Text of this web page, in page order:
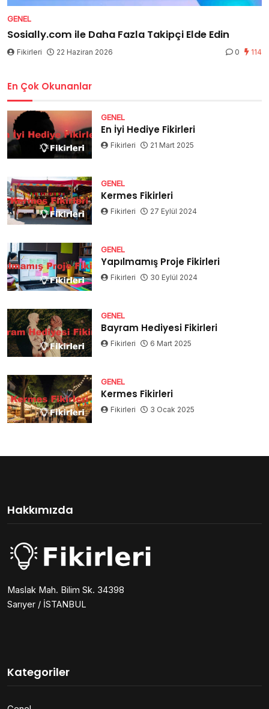
GENEL
Sosially.com ile Daha Fazla Takipçi Elde Edin
Fikirleri 22 Haziran 2026 0 114
En Çok Okunanlar
GENEL
En İyi Hediye Fikirleri
Fikirleri 21 Mart 2025
GENEL
Kermes Fikirleri
Fikirleri 27 Eylül 2024
GENEL
Yapılmamış Proje Fikirleri
Fikirleri 30 Eylül 2024
GENEL
Bayram Hediyesi Fikirleri
Fikirleri 6 Mart 2025
GENEL
Kermes Fikirleri
Fikirleri 3 Ocak 2025
Hakkımızda
Maslak Mah. Bilim Sk. 34398
Sarıyer / İSTANBUL
Kategoriler